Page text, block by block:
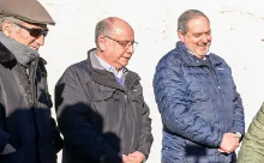
Justicia, se consideraron
Sucolaboración
al admitir los hechos.
Suconducta